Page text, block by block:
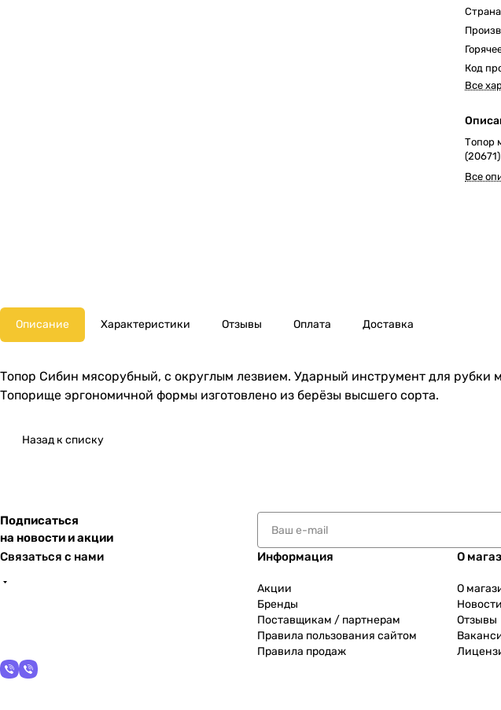
Код
Все
Топор
(20671)
Все
Описание Характеристики Отзывы Оплата Доставка
Топор Сибин мясорубный, с округлым лезвием. Ударный инструмент для
Топорище эргономичной формы изготовлено из берёзы высшего сорта.
Назад к списку
Подписаться
на новости и акции
Связаться с нами
Информация
Акции
Бренды
Поставщикам / партнерам
Правила пользования сайтом
Правила продаж
О
О
Новости
Отзывы